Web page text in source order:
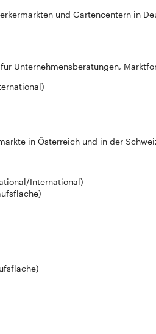
und Gartencentern in
Unternehmensberatungen,
in Österreich und in der
International)